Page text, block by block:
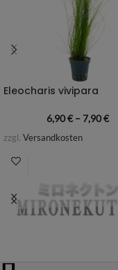
Eleocharis vivipara
6,90€– 7,90€
zzgl. Versandkosten